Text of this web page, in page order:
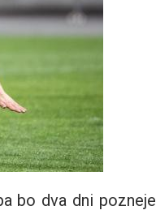
bo dva dni pozneje